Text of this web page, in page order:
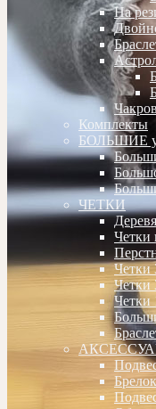
На
Комплекты
БОЛЬШИЕ
ЧЕТКИ
Четки
Четки
Четки
Четки